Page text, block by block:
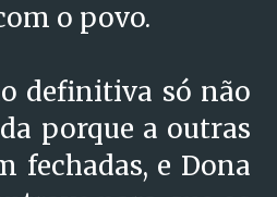
o povo.
definitiva só não
porque a outras
fechadas, e Dona